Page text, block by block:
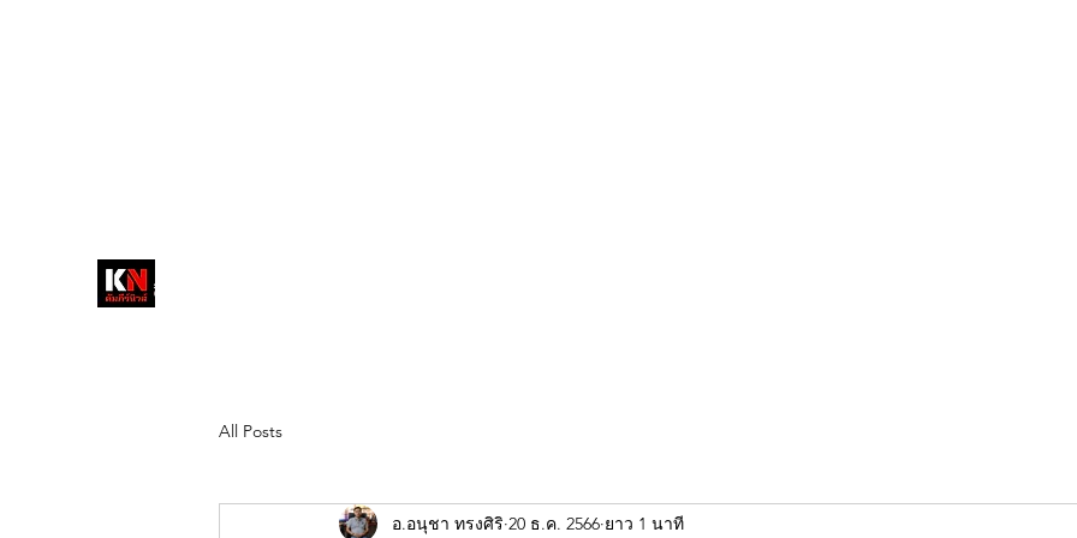
วส์
สื่อลึกวงการสงฆ์ เจาะตรงพระเครื่อง
All Posts
อ.อนุชา ทรงศิริ 20 ธ.ค. 2566 ยาว 1 นาที